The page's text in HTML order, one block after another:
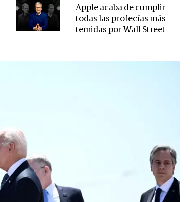
Apple acaba de cumplir
todas las profecías más
temidas por Wall Street